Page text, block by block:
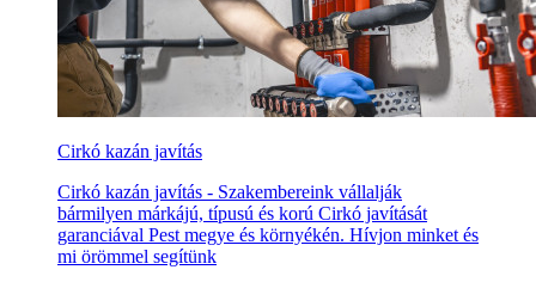
Cirkó kazán javítás
Cirkó kazán javítás - Szakembereink vállalják
bármilyen márkájú, típusú és korú Cirkó javítását
garanciával Pest megye és környékén. Hívjon minket és
mi örömmel segítünk